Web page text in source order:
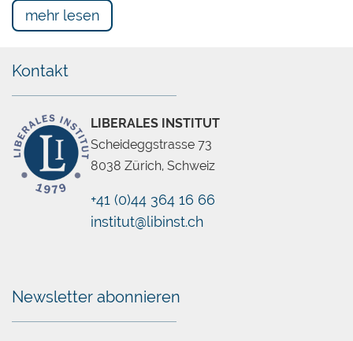
Chatbot
mehr lesen
Kontakt
LIBERALES INSTITUT
Scheideggstrasse 73
8038 Zürich, Schweiz
+41 (0)44 364 16 66
institut@libinst.ch
Newsletter abonnieren